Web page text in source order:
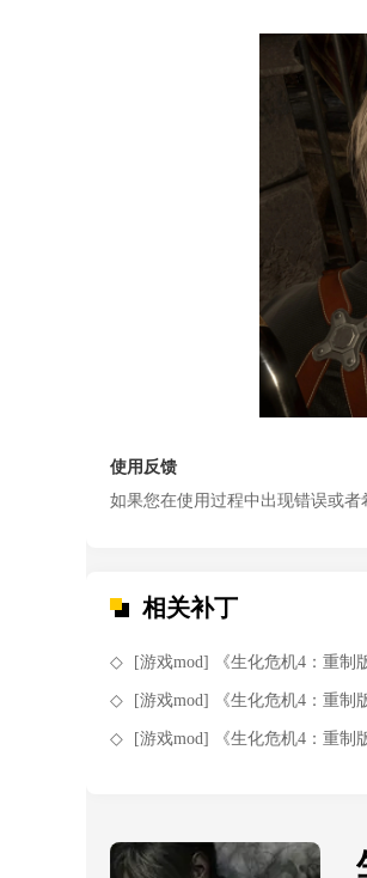
使用反馈
如果您在使用过程中出现错误或者
相关补丁
[游戏mod] 《生化危机4：重制
[游戏mod] 《生化危机4：重制
[游戏mod] 《生化危机4：重制版》金钱倍率